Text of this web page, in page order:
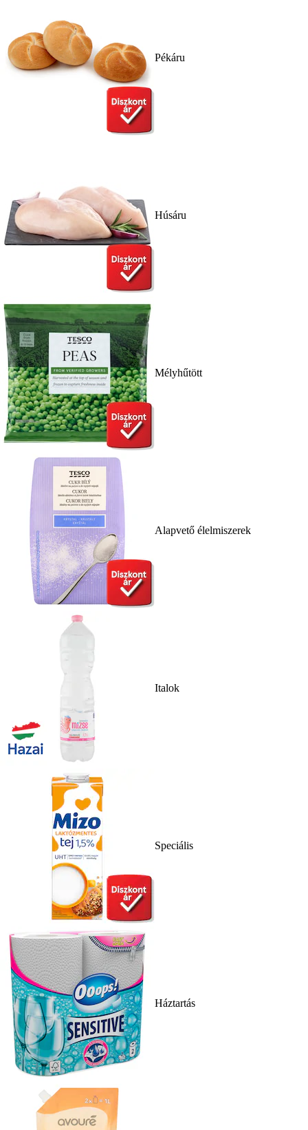
Pékáru
Húsáru
Mélyhűtött
Alapvető élelmiszerek
Italok
Speciális
Háztartás